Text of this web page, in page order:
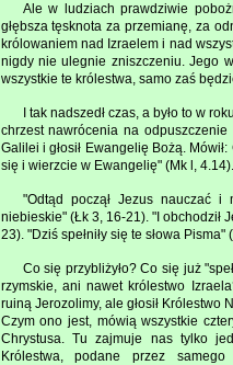
Ale w ludziach prawdziwie
głębsza tęsknota za przemianę, za
królowaniem nad Izraelem i nad
nigdy nie ulegnie zniszczeniu. Jego
wszystkie te królestwa, samo zaś
I tak nadszedł czas, a było to w
chrzest nawrócenia na odpuszczenie
Galilei i głosił Ewangelię Bożą.
się i wierzcie w Ewangelię" (Mk l, 4.14).
"Odtąd począł Jezus nauczać i
niebieskie" (Łk 3, 16-21). "I obchodził
23). "Dziś spełniły się te słowa Pisma"
Co się przybliżyło? Co się już
rzymskie, ani nawet królestwo
ruiną Jerozolimy, ale głosił Królestwo
Czym ono jest, mówią wszystkie
Chrystusa. Tu zajmuje nas tylko
Królestwa, podane przez